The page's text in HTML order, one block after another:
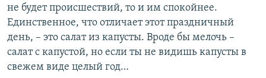
не будет происшествий, то и им спокойнее.
Единственное, что отличает этот праздничный
день, – это салат из капусты. Вроде бы мелочь –
салат с капустой, но если ты не видишь капусты в
свежем виде целый год…